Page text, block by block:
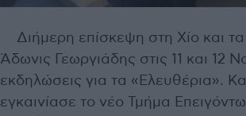
Διήμερη επίσκεψη στη Χίο και
Άδωνις Γεωργιάδης στις 11 και 12
εκδηλώσεις για τα «Ελευθέρια».
εγκαινίασε το νέο Τμήμα